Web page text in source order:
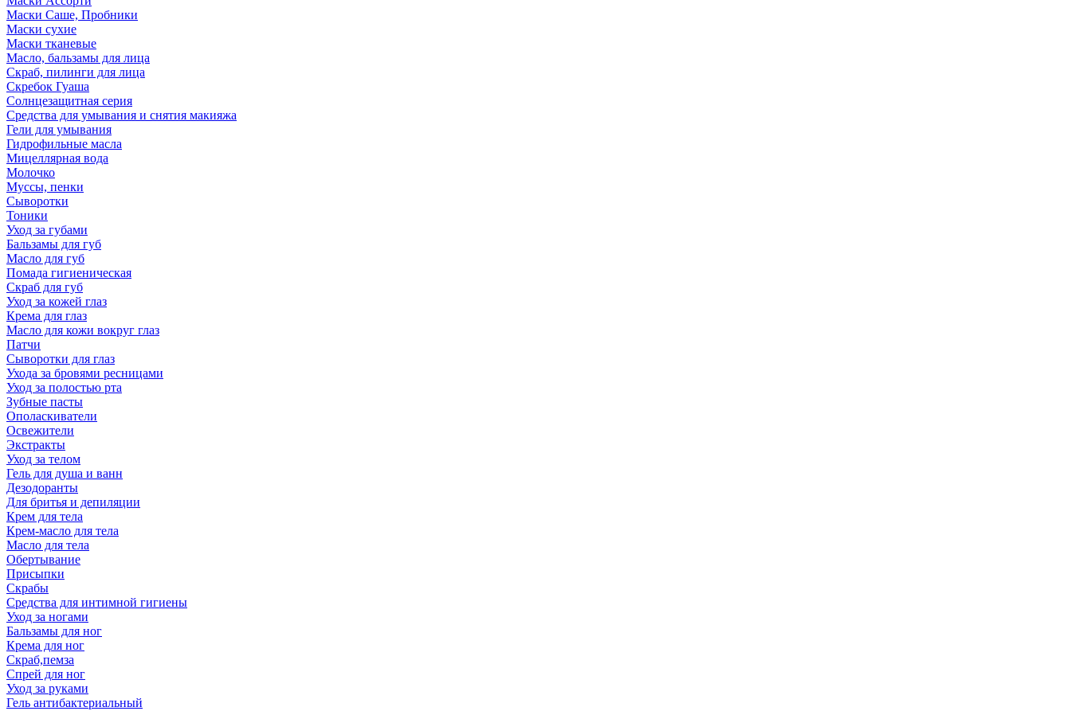
Маски Саше, Пробники
Маски сухие
Маски тканевые
Масло, бальзамы для лица
Скраб, пилинги для лица
Скребок Гуаша
Солнцезащитная серия
Средства для умывания и снятия макияжа
Гели для умывания
Гидрофильные масла
Мицеллярная вода
Молочко
Муссы, пенки
Сыворотки
Тоники
Уход за губами
Бальзамы для губ
Масло для губ
Помада гигиеническая
Скраб для губ
Уход за кожей глаз
Крема для глаз
Масло для кожи вокруг глаз
Патчи
Сыворотки для глаз
Ухода за бровями ресницами
Уход за полостью рта
Зубные пасты
Ополаскиватели
Освежители
Экстракты
Уход за телом
Гель для душа и ванн
Дезодоранты
Для бритья и депиляции
Крем для тела
Крем-масло для тела
Масло для тела
Обертывание
Присыпки
Скрабы
Средства для интимной гигиены
Уход за ногами
Бальзамы для ног
Крема для ног
Скраб,пемза
Спрей для ног
Уход за руками
Гель антибактериальный